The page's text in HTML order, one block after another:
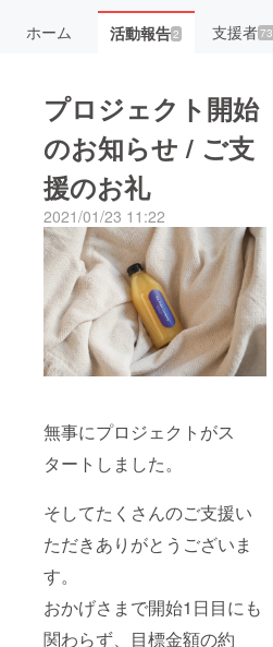
ホーム 活動報告2 支援者73
プロジェクト開始
のお知らせ / ご支
援のお礼
2021/01/23 11:22
無事にプロジェクトがス
タートしました。
そしてたくさんのご支援い
ただきありがとうございま
す。
おかげさまで開始1日目にも
関わらず、目標金額の約